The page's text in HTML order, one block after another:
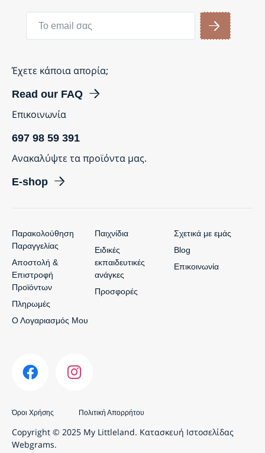
Έχετε κάποια απορία;
Read our FAQ
Επικοινωνία
697 98 59 391
Ανακαλύψτε τα προϊόντα μας.
E-shop
Όροι Χρήσης Πολιτική Απορρήτου
Copyright © 2025 My Littleland. Κατασκευή Ιστοσελίδας
Webgrams.
Σχετικά με εμάς
Blog
Επικοινωνία
Παιχνίδια
Ειδικές
εκπαιδευτικές
ανάγκες
Προσφορές
Παρακολούθηση
Παραγγελίας
Αποστολή &
Επιστροφή
Προϊόντων
Πληρωμές
Ο Λογαριασμός Μου